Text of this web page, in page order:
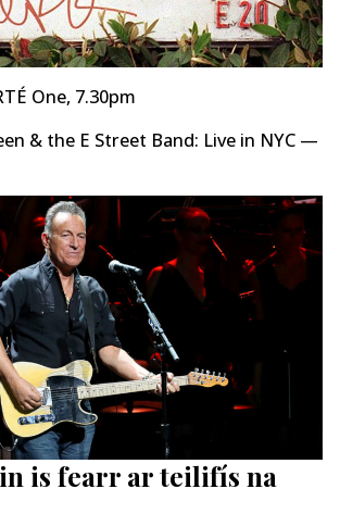
One, 7.30pm
& the E Street Band: Live in NYC —
is fearr ar teilifís na